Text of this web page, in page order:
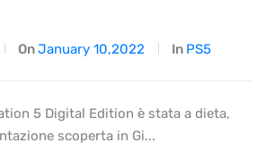
OnJanuary 10,2022 In PS5
5 Digital Edition è stata a dieta,
scoperta in Gi...